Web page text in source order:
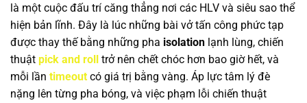
là một cuộc đấu trí căng thẳng nơi các HLV và siêu sao thể
hiện bản lĩnh. Đây là lúc những bài vở tấn công phức tạp
được thay thế bằng những pha isolation lạnh lùng, chiến
thuật pick and roll trở nên chết chóc hơn bao giờ hết, và
mỗi lần timeout có giá trị bằng vàng. Áp lực tâm lý đè
nặng lên từng pha bóng, và việc phạm lỗi chiến thuật